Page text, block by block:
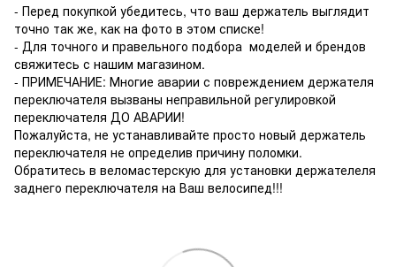
- Перед покупкой убедитесь, что ваш держатель выглядит
точно так же, как на фото в этом списке!
- Для точного и правельного подбора моделей и брендов
свяжитесь с нашим магазином.
- ПРИМЕЧАНИЕ: Многие аварии с повреждением держателя
переключателя вызваны неправильной регулировкой
переключателя ДО АВАРИИ!
Пожалуйста, не устанавливайте просто новый держатель
переключателя не определив причину поломки.
Обратитесь в веломастерскую для установки держателеля
заднего переключателя на Ваш велосипед!!!